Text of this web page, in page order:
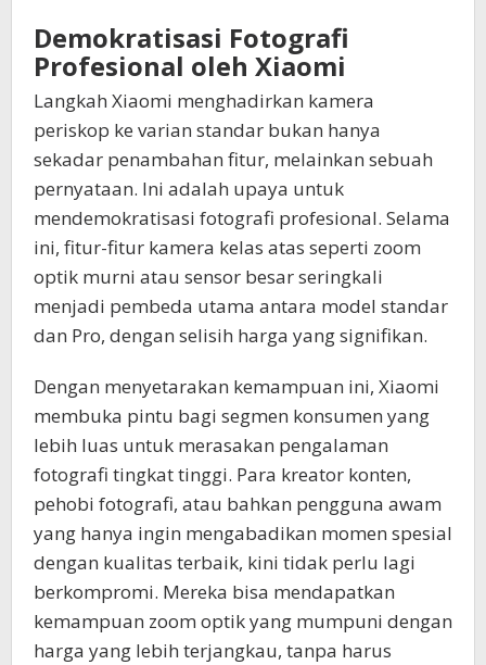
Demokratisasi Fotografi
Profesional oleh Xiaomi
Langkah Xiaomi menghadirkan kamera
periskop ke varian standar bukan hanya
sekadar penambahan fitur, melainkan sebuah
pernyataan. Ini adalah upaya untuk
mendemokratisasi fotografi profesional. Selama
ini, fitur-fitur kamera kelas atas seperti zoom
optik murni atau sensor besar seringkali
menjadi pembeda utama antara model standar
dan Pro, dengan selisih harga yang signifikan.
Dengan menyetarakan kemampuan ini, Xiaomi
membuka pintu bagi segmen konsumen yang
lebih luas untuk merasakan pengalaman
fotografi tingkat tinggi. Para kreator konten,
pehobi fotografi, atau bahkan pengguna awam
yang hanya ingin mengabadikan momen spesial
dengan kualitas terbaik, kini tidak perlu lagi
berkompromi. Mereka bisa mendapatkan
kemampuan zoom optik yang mumpuni dengan
harga yang lebih terjangkau, tanpa harus